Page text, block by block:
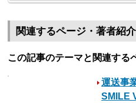
関連するページ・著者紹介
この記事のテーマと関連する
運送事
SMILE